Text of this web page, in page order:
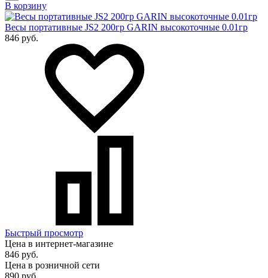
В корзину
Весы портативные JS2 200гр GARIN высокоточные 0.01гр
846 руб.
Быстрый просмотр
Цена в интернет-магазине
846 руб.
Цена в розничной сети